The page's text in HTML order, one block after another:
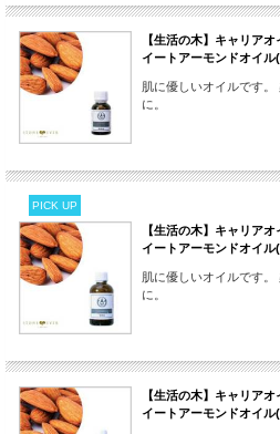
【生活の木】キャリア
イートアーモンドオイ
肌に優しいオイルです
に。
PICK UP
【生活の木】キャリア
イートアーモンドオイ
肌に優しいオイルです
に。
【生活の木】キャリア
イートアーモンドオイ